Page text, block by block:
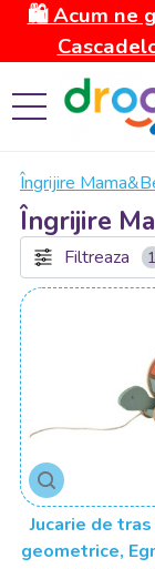
🛍️ Acum ne
Îngrijire
Îngrijire
Filtreaza 1
Jucarie de
geometrice,